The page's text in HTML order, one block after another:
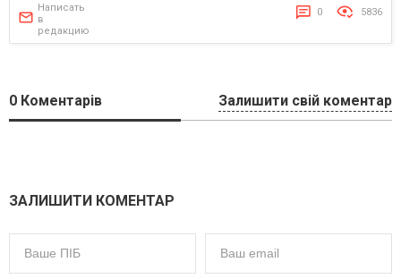
Написать
в
редакцию
0 5836
0 Коментарів Залишити свій коментар
ЗАЛИШИТИ КОМЕНТАР